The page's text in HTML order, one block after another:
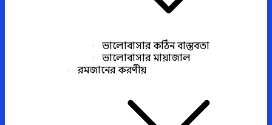
ভালোবাসার কঠিন বাস্তবতা
ভালোবাসার মায়াজাল
রমজানের করণীয়